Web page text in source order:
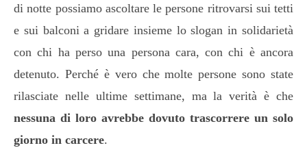
di notte possiamo ascoltare le persone ritrovarsi sui tetti
e sui balconi a gridare insieme lo slogan in solidarietà
con chi ha perso una persona cara, con chi è ancora
detenuto. Perché è vero che molte persone sono state
rilasciate nelle ultime settimane, ma la verità è che
nessuna di loro avrebbe dovuto trascorrere un solo
giorno in carcere.